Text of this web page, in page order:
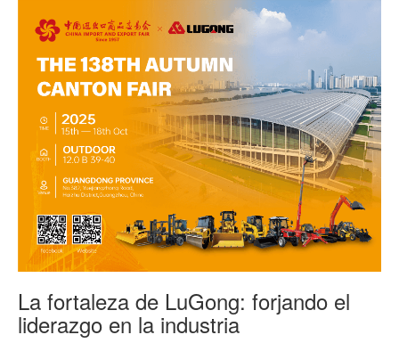
La fortaleza de LuGong: forjando el
liderazgo en la industria